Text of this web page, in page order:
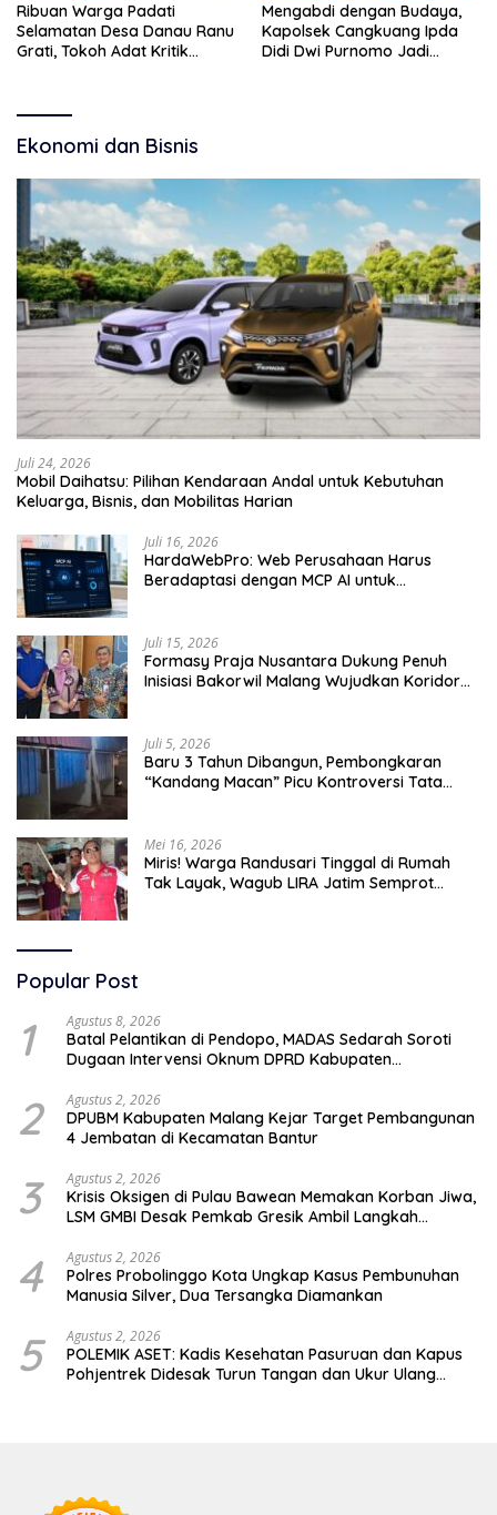
Ribuan Warga Padati
Selamatan Desa Danau Ranu
Grati, Tokoh Adat Kritik
Mengabdi dengan Budaya,
Kapolsek Cangkuang Ipda
Didi Dwi Purnomo Jadi
Ekonomi dan Bisnis
Juli 24, 2026
Mobil Daihatsu: Pilihan Kendaraan Andal untuk Kebutuhan
Keluarga, Bisnis, dan Mobilitas Harian
Juli 16, 2026
HardaWebPro: Web Perusahaan Harus
Beradaptasi dengan MCP AI untuk
Juli 15, 2026
Formasy Praja Nusantara Dukung Penuh
Inisiasi Bakorwil Malang Wujudkan Koridor
Juli 5, 2026
Baru 3 Tahun Dibangun, Pembongkaran
“Kandang Macan” Picu Kontroversi Tata
Mei 16, 2026
Miris! Warga Randusari Tinggal di Rumah
Tak Layak, Wagub LIRA Jatim Semprot
Popular Post
1 Agustus 8, 2026
Batal Pelantikan di Pendopo, MADAS Sedarah Soroti
Dugaan Intervensi Oknum DPRD Kabupaten
2 Agustus 2, 2026
DPUBM Kabupaten Malang Kejar Target Pembangunan
4 Jembatan di Kecamatan Bantur
3 Agustus 2, 2026
Krisis Oksigen di Pulau Bawean Memakan Korban Jiwa,
LSM GMBI Desak Pemkab Gresik Ambil Langkah
4 Agustus 2, 2026
Polres Probolinggo Kota Ungkap Kasus Pembunuhan
Manusia Silver, Dua Tersangka Diamankan
5 Agustus 2, 2026
POLEMIK ASET: Kadis Kesehatan Pasuruan dan Kapus
Pohjentrek Didesak Turun Tangan dan Ukur Ulang